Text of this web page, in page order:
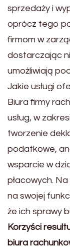
sprzedaży i
oprócz tego
firmom w
dostarczając
umożliwiają
Jakie usługi
Biura firmy
usług, w
tworzenie
podatkowe,
wsparcie w
płacowych.
na swojej
że ich sprawy
Korzyści
biura